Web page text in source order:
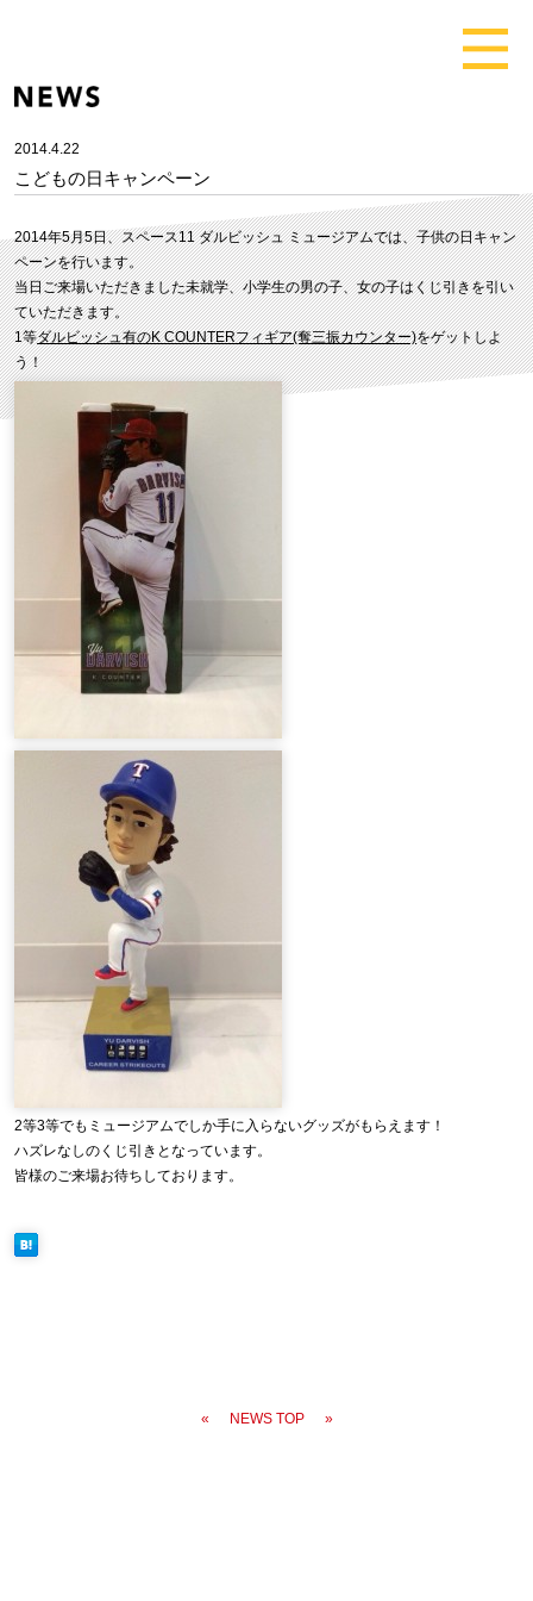
2014.4.22
こどもの日キャンペーン
2014年5月5日、スペース11 ダルビッシュ ミュージアムでは、子供の日キャン
ペーンを行います。
当日ご来場いただきました未就学、小学生の男の子、女の子はくじ引きを引い
ていただきます。
1等ダルビッシュ有のK COUNTERフィギア(奪三振カウンター)をゲットしよ
う！
2等3等でもミュージアムでしか手に入らないグッズがもらえます ！
ハズレなしのくじ引きとなっています。
皆様のご来場お待ちしております。
« NEWS TOP »